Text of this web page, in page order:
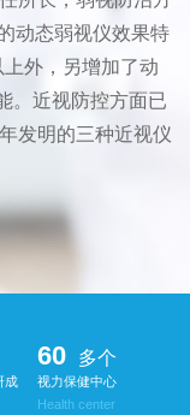
动态弱视仪效果特
外，另增加了动
。近视防控方面已
发明的三种近视仪
成
60 多个
视力保健中心
Health center